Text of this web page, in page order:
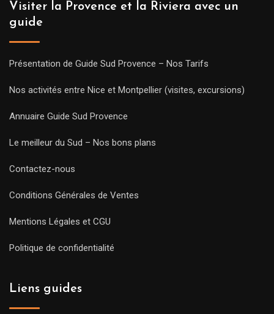
Visiter la Provence et la Riviera avec un
guide
Présentation de Guide Sud Provence – Nos Tarifs
Nos activités entre Nice et Montpellier (visites, excursions)
Annuaire Guide Sud Provence
Le meilleur du Sud – Nos bons plans
Contactez-nous
Conditions Générales de Ventes
Mentions Légales et CGU
Politique de confidentialité
Liens guides